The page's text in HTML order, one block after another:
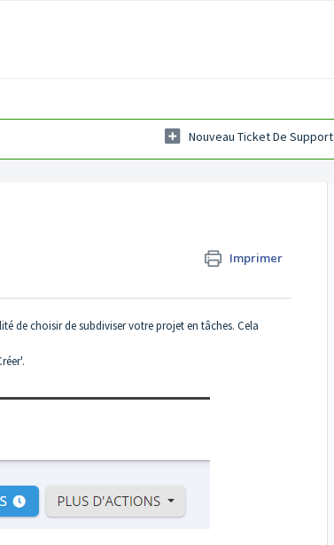
Nouveau Ticket De Support
Imprimer
de choisir de subdiviser votre projet en tâches. Cela